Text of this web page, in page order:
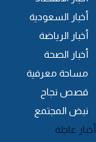
أخبار السعودية
أخبار الرياضة
أخبار الصحة
مساحة معرفية
قصص نجاح
نبض المجتمع
عاجلة